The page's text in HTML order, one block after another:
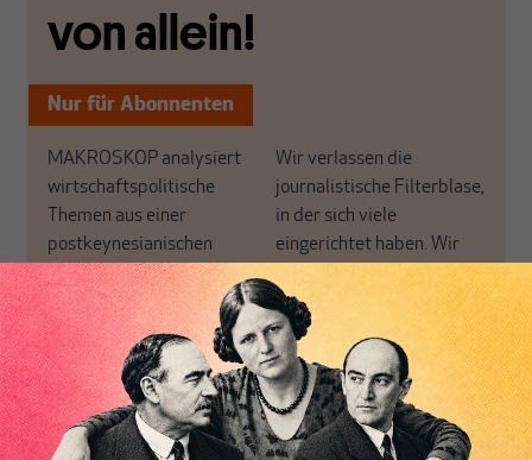
von allein!
Nur für Abonnenten
MAKROSKOP analysiert
wirtschaftspolitische
Themen aus einer
postkeynesianischen
Perspektive und ist damit
in Deutschland einzigartig.
MAKROSKOP steht für
das große Ganze. Wir
haben einen Blick auf
Geld, Wirtschaft und
Politik, den Sie so
Wir verlassen die
journalistische Filterblase,
in der sich viele
eingerichtet haben. Wir
öffnen Fenster und
bringen frische Luft in die
engen und verstaubten
Debattenräume.
Brauchen Sie auch frische
Luft? Dann folgen Sie
einfach dem Button.